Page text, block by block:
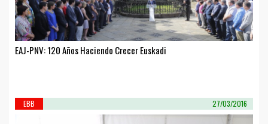
EAJ-PNV: 120 Años Haciendo Crecer Euskadi
EBB 27/03/2016